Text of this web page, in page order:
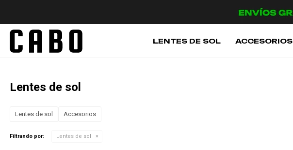
LENTES DE SOL ACCESORIOS
Lentes de sol
Lentes de sol Accesorios
Filtrando por: Lentes de sol